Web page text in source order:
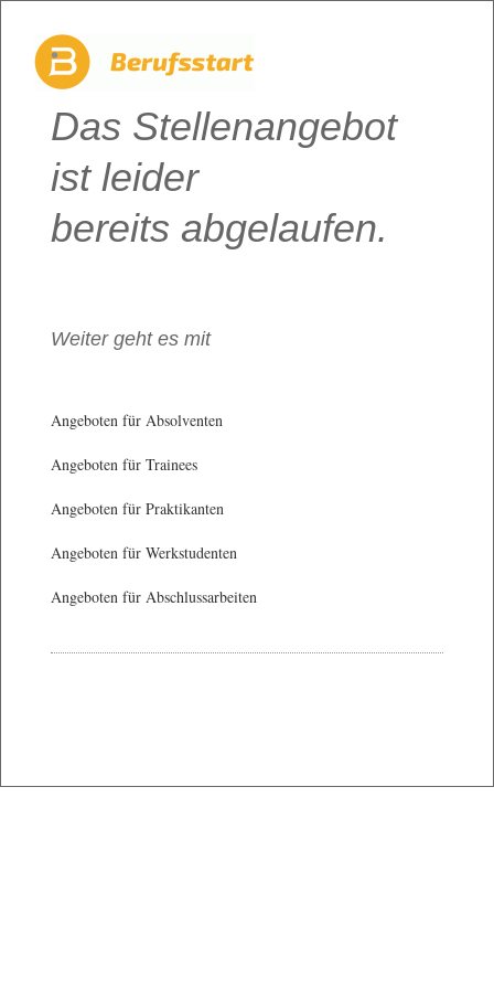
Das Stellenangebot
ist leider
bereits abgelaufen.
Weiter geht es mit
Angeboten für Absolventen
Angeboten für Trainees
Angeboten für Praktikanten
Angeboten für Werkstudenten
Angeboten für Abschlussarbeiten